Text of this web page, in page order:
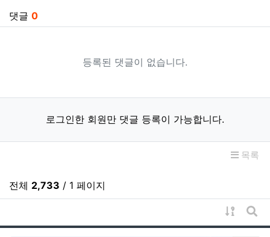
댓글 0
등록된 댓글이 없습니다.
로그인한 회원만 댓글 등록이 가능합니다.
목록
전체 2,733 / 1 페이지
게시물
게